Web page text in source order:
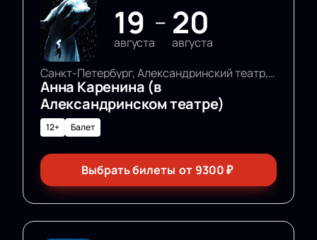
19
августа
— 20
августа
Санкт-Петербург, Александринский театр, Основная сцена
Анна Каренина (в
Александринском театре)
12+ Балет
Выбрать билеты от 9300₽